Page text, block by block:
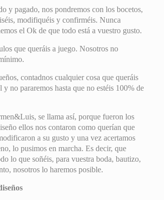
y pagado, nos pondremos con los bocetos,
modifiquéis y confirméis. Nunca
el Ok de que todo está a vuestro gusto.
que queráis a juego. Nosotros no
contadnos cualquier cosa que queráis
no pararemos hasta que no estéis 100% de
se llama así, porque fueron los
ellos nos contaron como querían que
a su gusto y una vez acertamos
lo pusimos en marcha. Es decir, que
lo que soñéis, para vuestra boda, bautizo,
nosotros lo haremos posible.